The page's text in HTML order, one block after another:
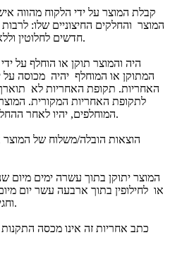
קבלת המוצר על ידי הלקוח מהווה
המוצר והחלקים החיצוניים שלו:
חדשים לחלוטין וללא פגם בעת הרכישה על ידי הלקוח.
היה והמוצר תוקן או הוחלף על
המתוקן או המוחלף יהיה מכוסה על
האחריות. תקופת האחריות לא
לתקופת האחריות המקורית.
המוחלפים, יהיו לאחר ההחלפה לרכוש רונלייט ו/או מי מטעמה.
הוצאות הובלה/משלוח של המוצר
המוצר יתוקן בתוך עשרה ימים
או לחילופין בתוך ארבעה עשר יום
וחגים לא יבואו במניין התקופות הנ"ל.
כתב אחריות זה אינו מכסה